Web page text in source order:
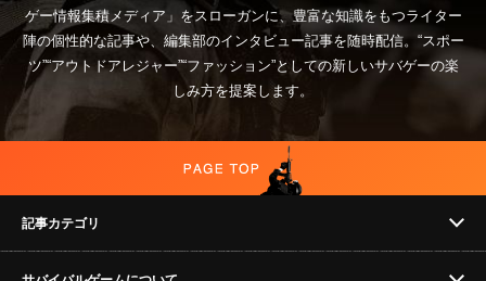
ゲー情報集積メディア」をスローガンに、豊富な知識をもつライター
陣の個性的な記事や、編集部のインタビュー記事を随時配信。“スポー
ツ”“アウトドアレジャー”“ファッション”としての新しいサバゲーの楽
しみ方を提案します。
記事カテゴリ